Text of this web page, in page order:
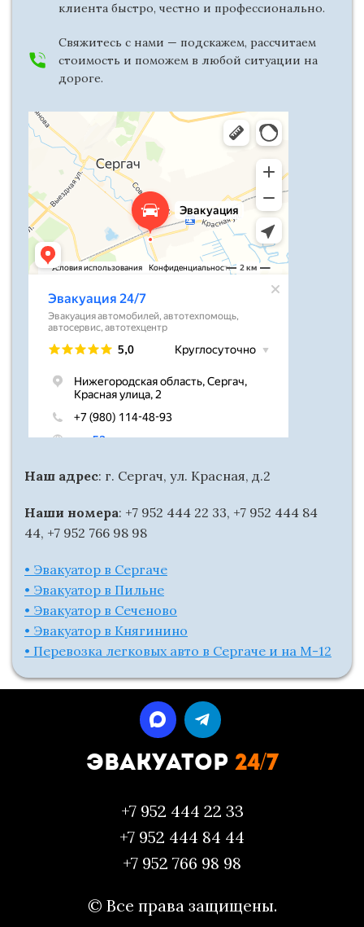
клиента быстро, честно и профессионально.
Свяжитесь с нами — подскажем, рассчитаем
стоимость и поможем в любой ситуации на
дороге.
Наш адрес: г. Сергач, ул. Красная, д.2
Наши номера: +7 952 444 22 33, +7 952 444 84
44, +7 952 766 98 98
• Эвакуатор в Сергаче
• Эвакуатор в Пильне
• Эвакуатор в Сеченово
• Эвакуатор в Княгинино
• Перевозка легковых авто в Сергаче и на М-12
ЭВАКУАТОР 24/7
+7 952 444 22 33
+7 952 444 84 44
+7 952 766 98 98
© Все права защищены.